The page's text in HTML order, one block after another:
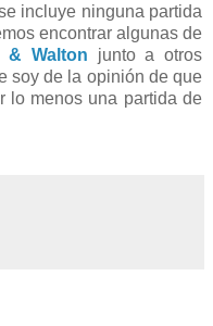
incluye ninguna partida
encontrar algunas de
& Walton junto a otros
soy de la opinión de que
lo menos una partida de